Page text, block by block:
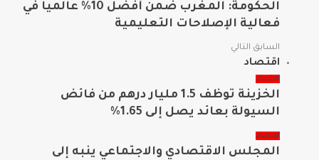
الحكومة: المغرب ضمن أفضل 10% عالمياً في
فعالية الإصلاحات التعليمية
السابق التالي
اقتصاد
اقتصاد
الخزينة توظف 1.5 مليار درهم من فائض
السيولة بعائد يصل إلى 1.65%
اقتصاد
المجلس الاقتصادي والاجتماعي ينبه إلى